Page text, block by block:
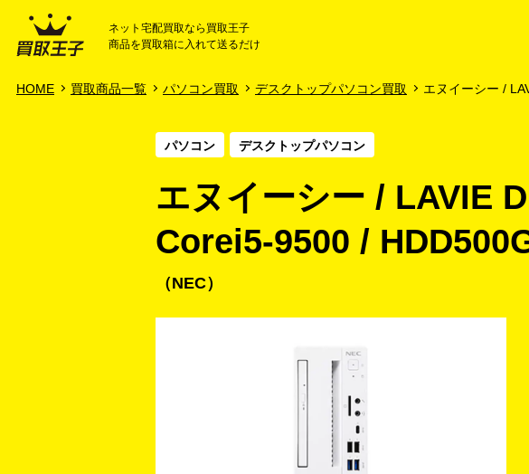
HOME
ネット宅配買取なら買取王子
商品を買取箱に入れて送るだけ
HOME 買取商品一覧 パソコン買取 デスクトップパソコン買取 エヌイーシー /
パソコン デスクトップパソコン
エヌイーシー / LAVIE
Corei5-9500 /
NEC